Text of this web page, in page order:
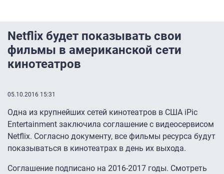
Netflix будет показывать свои
фильмы в американской сети
кинотеатров
05.10.2016 15:31
Одна из крупнейших сетей кинотеатров в США iPic
Entertainment заключила соглашение с видеосервисом
Netflix. Согласно документу, все фильмы ресурса будут
показываться в кинотеатрах в день их выхода.
Соглашение подписано на 2016-2017 годы. Смотреть